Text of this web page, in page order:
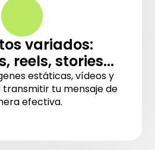
variados:
reels, stories...
estáticas, vídeos y
tu mensaje de
efectiva.